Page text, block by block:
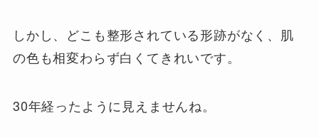
しかし、どこも整形されている形跡がなく、肌
の色も相変わらず白くてきれいです。
30年経ったように見えませんね。